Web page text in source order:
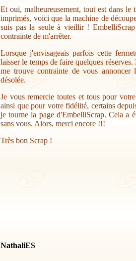
Et oui, malheureusement, tout est dans
imprimés, voici que la machine de
suis pas la seule à vieillir !
contrainte de m'arrêter.
Lorsque j'envisageais parfois cette
laisser le temps de faire quelques
me trouve contrainte de vous annoncer
désolée.
Je vous remercie toutes et tous pour
ainsi que pour votre fidélité, certains
je tourne la page d'EmbelliScrap. Cela a
sans vous. Alors, merci encore !!!
Très bon Scrap !
NathaliES